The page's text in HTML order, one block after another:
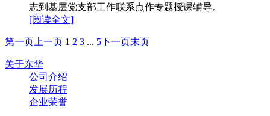
志到基层党支部工作联系点作专题授课辅导。
[阅读全文]
第一页 上一页 1 2 3 ... 5下一页末页
关于东华
公司介绍
发展历程
企业荣誉